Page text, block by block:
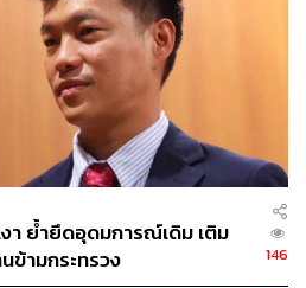
า ย้ำยึดอุดมการณ์เดิม เติม
ข้ามกระทรวง
146